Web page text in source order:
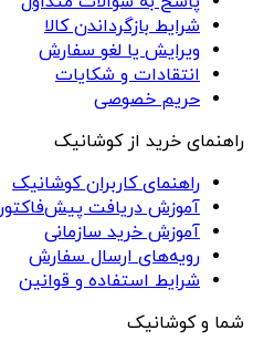
شرایط بازگرداندن کالا
ویرایش یا لغو سفارش
انتقادات و شکایات
حریم خصوصی
راهنمای خرید از کوشانیک
راهنمای کاربران کوشانیک
آموزش دریافت پیش‌فاکتور
آموزش خرید سازمانی
رویه‌های ارسال سفارش
شرایط استفاده و قوانین
شما و کوشانیک